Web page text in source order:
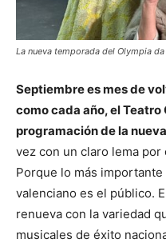
La nueva temporada del Olympia
Septiembre es mes de
como cada año, elTeatro
programación de la
vez con un claro lema por
Porque lo más
valenciano es el público.
renueva con la variedad
musicales de éxito